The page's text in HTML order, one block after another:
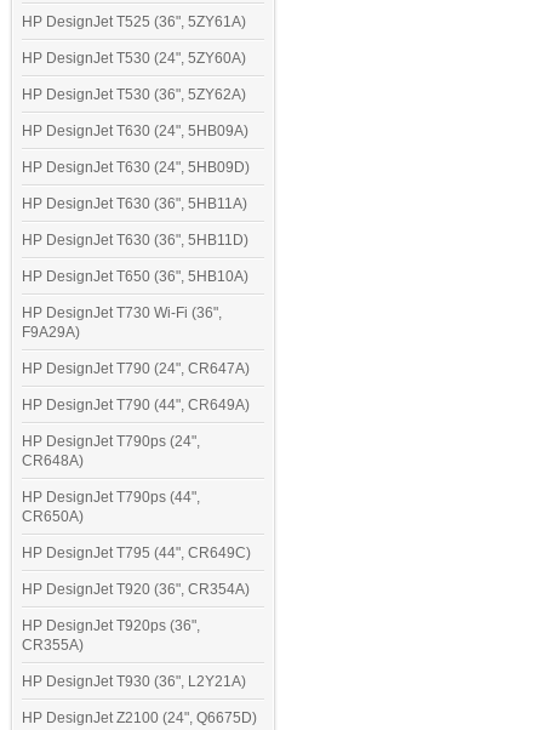
HP DesignJet T525 (36", 5ZY61A)
HP DesignJet T530 (24", 5ZY60A)
HP DesignJet T530 (36", 5ZY62A)
HP DesignJet T630 (24", 5HB09A)
HP DesignJet T630 (24", 5HB09D)
HP DesignJet T630 (36", 5HB11A)
HP DesignJet T630 (36", 5HB11D)
HP DesignJet T650 (36", 5HB10A)
HP DesignJet T730 Wi-Fi (36",
F9A29A)
HP DesignJet T790 (24", CR647A)
HP DesignJet T790 (44", CR649A)
HP DesignJet T790ps (24",
CR648A)
HP DesignJet T790ps (44",
CR650A)
HP DesignJet T795 (44", CR649C)
HP DesignJet T920 (36", CR354A)
HP DesignJet T920ps (36",
CR355A)
HP DesignJet T930 (36", L2Y21A)
HP DesignJet Z2100 (24", Q6675D)